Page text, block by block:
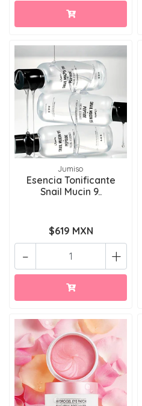
Jumiso
Esencia Tonificante
Snail Mucin 9..
$619 MXN
+
-